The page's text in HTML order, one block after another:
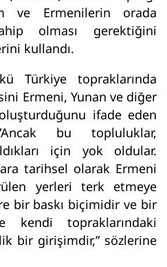
ve Ermenilerin orada
olması gerektiğini
kullandı.
Türkiye topraklarında
Ermeni, Yunan ve diğer
ifade eden
bu topluluklar,
için yok oldular.
tarihsel olarak Ermeni
yerleri terk etmeye
bir baskı biçimidir ve bir
kendi topraklarındaki
bir girişimdir,” sözlerine